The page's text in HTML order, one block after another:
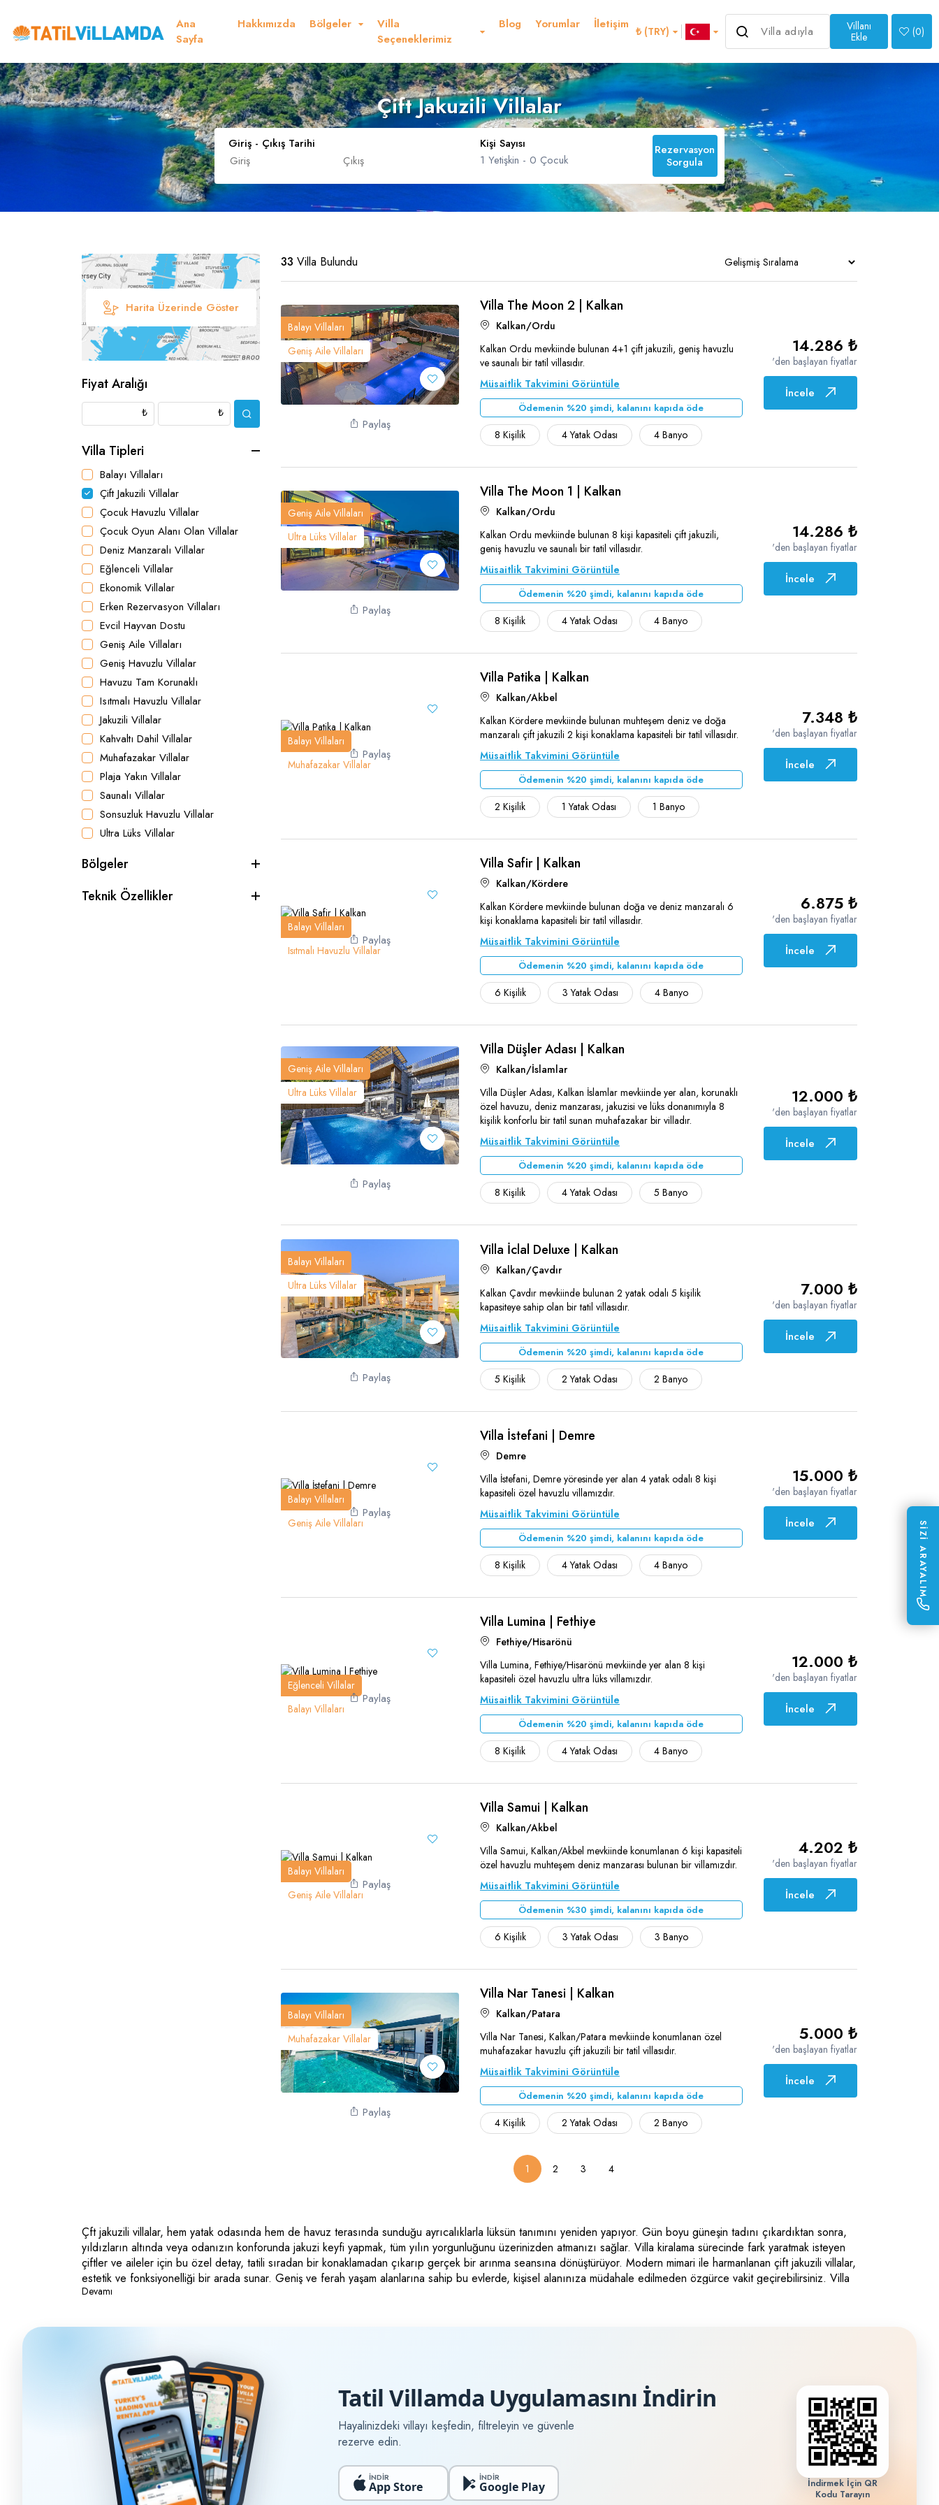
Ana
Sayfa
Hakkımızda Bölgeler
Villa
Seçeneklerimiz
Blog Yorumlar İletişim ₺ (TRY)
Villanı
Ekle
(0)
Çift Jakuzili Villalar
Giriş - Çıkış Tarihi
Kişi Sayısı
1 Yetişkin - 0 Çocuk
Çocuk 0
Rezervasyon
Sorgula
Harita Üzerinde Göster
Fiyat Aralığı
₺ ₺
Villa Tipleri
Balayı Villaları
Çift Jakuzili Villalar
Çocuk Havuzlu Villalar
Çocuk Oyun Alanı Olan Villalar
Deniz Manzaralı Villalar
Eğlenceli Villalar
Ekonomik Villalar
Erken Rezervasyon Villaları
Evcil Hayvan Dostu
Geniş Aile Villaları
Geniş Havuzlu Villalar
Havuzu Tam Korunaklı
Isıtmalı Havuzlu Villalar
Jakuzili Villalar
Kahvaltı Dahil Villalar
Muhafazakar Villalar
Plaja Yakın Villalar
Saunalı Villalar
Sonsuzluk Havuzlu Villalar
Ultra Lüks Villalar
Bölgeler
Teknik Özellikler
33 Villa Bulundu
Balayı Villaları
Geniş Aile Villaları
Paylaş
Teşekkür Ederiz
Villa The Moon 2 | Kalkan
Kalkan/Ordu
Kalkan Ordu mevkiinde bulunan 4+1 çift jakuzili, geniş havuzlu
ve saunalı bir tatil villasıdır.
Müsaitlik Takvimini Görüntüle
Ödemenin %20 şimdi, kalanını kapıda öde
8 Kişilik 4 Yatak Odası 4 Banyo
14.286 ₺
'den başlayan fiyatlar
İncele
Geniş Aile Villaları
Ultra Lüks Villalar
Paylaş
Teşekkür Ederiz
Villa The Moon 1 | Kalkan
Kalkan/Ordu
Kalkan Ordu mevkiinde bulunan 8 kişi kapasiteli çift jakuzili,
geniş havuzlu ve saunalı bir tatil villasıdır.
Müsaitlik Takvimini Görüntüle
Ödemenin %20 şimdi, kalanını kapıda öde
8 Kişilik 4 Yatak Odası 4 Banyo
14.286 ₺
'den başlayan fiyatlar
İncele
Balayı Villaları
Muhafazakar Villalar
Paylaş
Villa Patika | Kalkan
Kalkan/Akbel
Kalkan Kördere mevkiinde bulunan muhteşem deniz ve doğa
manzaralı çift jakuzili 2 kişi konaklama kapasiteli bir tatil villasıdır.
Müsaitlik Takvimini Görüntüle
Ödemenin %20 şimdi, kalanını kapıda öde
2 Kişilik 1 Yatak Odası 1 Banyo
7.348 ₺
'den başlayan fiyatlar
İncele
Balayı Villaları
Isıtmalı Havuzlu Villalar
Paylaş
Villa Safir | Kalkan
Kalkan/Kördere
Kalkan Kördere mevkiinde bulunan doğa ve deniz manzaralı 6
kişi konaklama kapasiteli bir tatil villasıdır.
Müsaitlik Takvimini Görüntüle
Ödemenin %20 şimdi, kalanını kapıda öde
6 Kişilik 3 Yatak Odası 4 Banyo
6.875 ₺
'den başlayan fiyatlar
İncele
Geniş Aile Villaları
Ultra Lüks Villalar
Paylaş
Teşekkür Ederiz
Villa Düşler Adası | Kalkan
Kalkan/İslamlar
Villa Düşler Adası, Kalkan İslamlar mevkiinde yer alan, korunaklı
özel havuzu, deniz manzarası, jakuzisi ve lüks donanımıyla 8
kişilik konforlu bir tatil sunan muhafazakar bir villadır.
Müsaitlik Takvimini Görüntüle
Ödemenin %20 şimdi, kalanını kapıda öde
8 Kişilik 4 Yatak Odası 5 Banyo
12.000 ₺
'den başlayan fiyatlar
İncele
Balayı Villaları
Ultra Lüks Villalar
Paylaş
Teşekkür Ederiz
Villa İclal Deluxe | Kalkan
Kalkan/Çavdır
Kalkan Çavdır mevkiinde bulunan 2 yatak odalı 5 kişilik
kapasiteye sahip olan bir tatil villasıdır.
Müsaitlik Takvimini Görüntüle
Ödemenin %20 şimdi, kalanını kapıda öde
5 Kişilik 2 Yatak Odası 2 Banyo
7.000 ₺
'den başlayan fiyatlar
İncele
Balayı Villaları
Geniş Aile Villaları
Paylaş
Villa İstefani | Demre
Demre
Villa İstefani, Demre yöresinde yer alan 4 yatak odalı 8 kişi
kapasiteli özel havuzlu villamızdır.
Müsaitlik Takvimini Görüntüle
Ödemenin %20 şimdi, kalanını kapıda öde
8 Kişilik 4 Yatak Odası 4 Banyo
15.000 ₺
'den başlayan fiyatlar
İncele
Eğlenceli Villalar
Balayı Villaları
Paylaş
Villa Lumina | Fethiye
Fethiye/Hisarönü
Villa Lumina, Fethiye/Hisarönü mevkiinde yer alan 8 kişi
kapasiteli özel havuzlu ultra lüks villamızdır.
Müsaitlik Takvimini Görüntüle
Ödemenin %20 şimdi, kalanını kapıda öde
8 Kişilik 4 Yatak Odası 4 Banyo
12.000 ₺
'den başlayan fiyatlar
İncele
Balayı Villaları
Geniş Aile Villaları
Paylaş
Villa Samui | Kalkan
Kalkan/Akbel
Villa Samui, Kalkan/Akbel mevkiinde konumlanan 6 kişi kapasiteli
özel havuzlu muhteşem deniz manzarası bulunan bir villamızdır.
Müsaitlik Takvimini Görüntüle
Ödemenin %30 şimdi, kalanını kapıda öde
6 Kişilik 3 Yatak Odası 3 Banyo
4.202 ₺
'den başlayan fiyatlar
İncele
Balayı Villaları
Muhafazakar Villalar
Paylaş
Teşekkür Ederiz
Villa Nar Tanesi | Kalkan
Kalkan/Patara
Villa Nar Tanesi, Kalkan/Patara mevkiinde konumlanan özel
muhafazakar havuzlu çift jakuzili bir tatil villasıdır.
Müsaitlik Takvimini Görüntüle
Ödemenin %20 şimdi, kalanını kapıda öde
4 Kişilik 2 Yatak Odası 2 Banyo
5.000 ₺
'den başlayan fiyatlar
İncele
1 2 3 4
Çft jakuzili villalar, hem yatak odasında hem de havuz terasında sunduğu ayrıcalıklarla lüksün tanımını yeniden yapıyor. Gün boyu güneşin tadını çıkardıktan sonra,
yıldızların altında veya odanızın konforunda jakuzi keyfi yapmak, tüm yılın yorgunluğunu üzerinizden atmanızı sağlar. Villa kiralama sürecinde fark yaratmak isteyen
çiftler ve aileler için bu özel detay, tatili sıradan bir konaklamadan çıkarıp gerçek bir arınma seansına dönüştürüyor. Modern mimari ile harmanlanan çift jakuzili villalar,
estetik ve fonksiyonelliği bir arada sunar. Geniş ve ferah yaşam alanlarına sahip bu evlerde, kişisel alanınıza müdahale edilmeden özgürce vakit geçirebilirsiniz. Villa
kiralama avantajlarından biri olan size özel kullanım alanları, çift jakuzi donanımıyla birleştiğinde evinizdeki rahatlığı lüks bir spa deneyimiyle birleştirir. Hem ruhunuzu
Devamı
Tatil Villamda Uygulamasını İndirin
Hayalinizdeki villayı keşfedin, filtreleyin ve güvenle
rezerve edin.
İNDİR
App Store
İNDİR
Google Play
İndirmek İçin QR
Kodu Tarayın
Dil Seçiniz
Türkçe English French German Italian
Russian Spanish
Kur Seçiniz
Türk Lirası
- TL EUR- € USD- $ GBP- £
Favorilerim
Müsaitlik Takvimi
Müsaitlik Takvimi >
SİZİ ARAYALIM